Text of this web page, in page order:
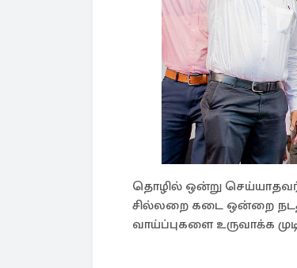
தொழில் ஒன்று
சில்லறை கடை ஒன்றை
வாய்ப்புகளை உருவாக்க